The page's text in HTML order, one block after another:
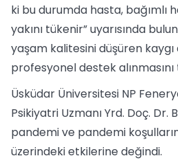
ki bu durumda hasta, bağımlı
yakını tükenir” uyarısında
yaşam kalitesini düşüren
profesyonel destek
Üsküdar Üniversitesi NP
Psikiyatri Uzmanı Yrd. Doç. Dr.
pandemi ve pandemi
üzerindeki etkilerine değindi.